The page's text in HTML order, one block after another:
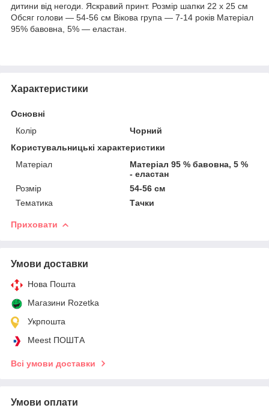
дитини від негоди. Яскравий принт. Розмір шапки 22 х 25 см
Обсяг голови — 54-56 см Вікова група — 7-14 років Матеріал
95% бавовна, 5% — еластан.
Характеристики
Основні
Колір
Чорний
Користувальницькі характеристики
Матеріал
Матеріал 95 % бавовна, 5 %
- еластан
Розмір
54-56 см
Тематика
Тачки
Приховати
Умови доставки
Нова Пошта
Магазини Rozetka
Укрпошта
Meest ПОШТА
Всі умови доставки
Умови оплати